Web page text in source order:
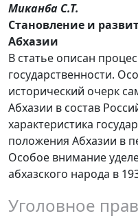
Миканба С.Т.
Становление и
Абхазии
В статье описан
государственности.
исторический очерк
Абхазии в состав
характеристика
положения Абхазии в
Особое внимание
абхазского народа в
Уголовное